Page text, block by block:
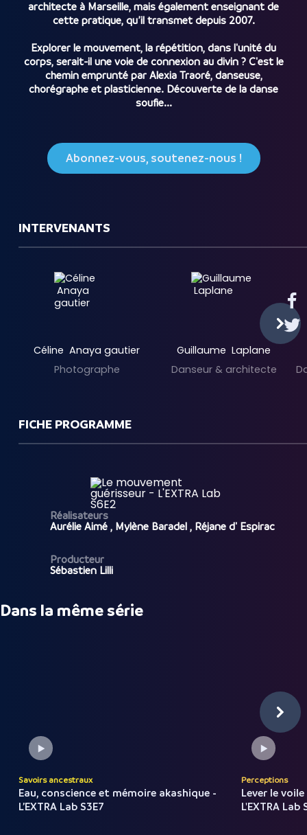
architecte à Marseille, mais également enseignant de
cette pratique, qu’il transmet depuis 2007.
Explorer le mouvement, la répétition, dans l'unité du
corps, serait-il une voie de connexion au divin ? C'est le
chemin emprunté par Alexia Traoré, danseuse,
chorégraphe et plasticienne. Découverte de la danse
soufie...
Abonnez-vous, soutenez-nous !
INTERVENANTS
Céline Anaya gautier
Photographe
Guillaume Laplane
Danseur & architecte
FICHE PROGRAMME
Réalisateurs
Aurélie Aimé , Mylène Baradel , Réjane d' Espirac
Producteur
Sébastien Lilli
Dans la même série
Savoirs ancestraux
Eau, conscience et mémoire akashique -
L’EXTRA Lab S3E7
Perceptions
Lever le
L'EXTRA Lab